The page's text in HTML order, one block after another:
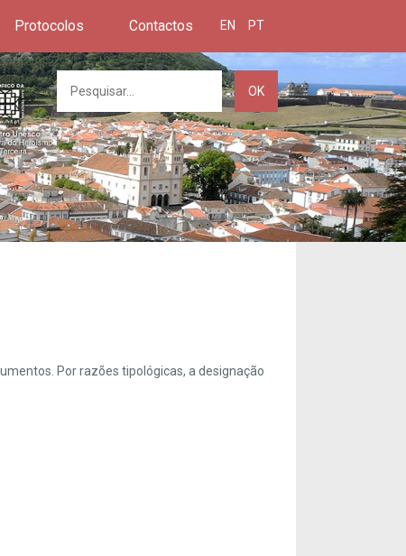
Protocolos Contactos EN PT
OK
Por razões tipológicas, a designação